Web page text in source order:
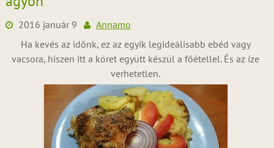
2016 január 9
Annamo
Ha kevés az időnk, ez az egyik legideálisabb ebéd vagy
vacsora, hiszen itt a köret együtt készül a főétellel. És az íze
verhetetlen.